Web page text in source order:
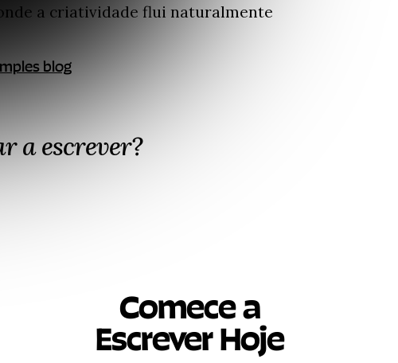
onde a criatividade flui naturalmente
blog
a escrever?
Comece a
Escrever Hoje